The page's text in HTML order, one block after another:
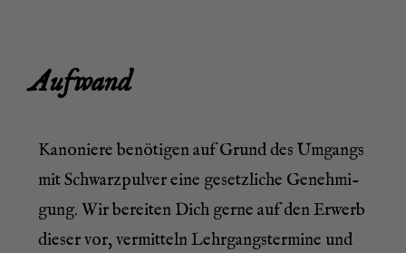
Auf­wand
Kano­nie­re benö­ti­gen auf Grund des Umgangs
mit Schwarz­pul­ver eine gesetz­li­che Geneh­mi­
gung. Wir berei­ten Dich ger­ne auf den Erwerb
die­ser vor, ver­mit­teln Lehr­gangs­ter­mi­ne und